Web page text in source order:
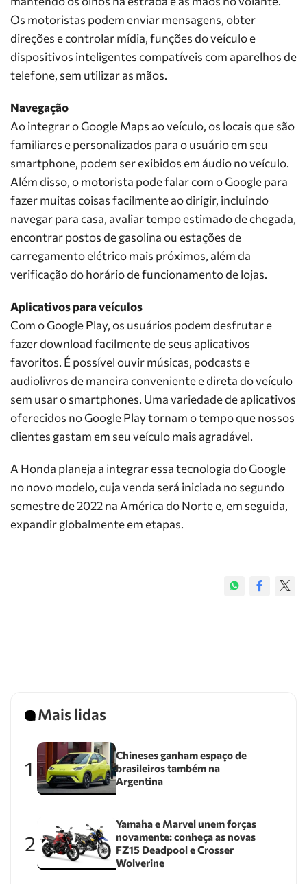
Os motoristas podem enviar mensagens, obter
direções e controlar mídia, funções do veículo e
dispositivos inteligentes compatíveis com aparelhos de
telefone, sem utilizar as mãos.
Navegação
Ao integrar o Google Maps ao veículo, os locais que são
familiares e personalizados para o usuário em seu
smartphone, podem ser exibidos em áudio no veículo.
Além disso, o motorista pode falar com o Google para
fazer muitas coisas facilmente ao dirigir, incluindo
navegar para casa, avaliar tempo estimado de chegada,
encontrar postos de gasolina ou estações de
carregamento elétrico mais próximos, além da
verificação do horário de funcionamento de lojas.
Aplicativos para veículos
Com o Google Play, os usuários podem desfrutar e
fazer download facilmente de seus aplicativos
favoritos. É possível ouvir músicas, podcasts e
audiolivros de maneira conveniente e direta do veículo
sem usar o smartphones. Uma variedade de aplicativos
oferecidos no Google Play tornam o tempo que nossos
clientes gastam em seu veículo mais agradável.
A Honda planeja a integrar essa tecnologia do Google
no novo modelo, cuja venda será iniciada no segundo
semestre de 2022 na América do Norte e, em seguida,
expandir globalmente em etapas.
Mais lidas
1
Chineses ganham espaço de
brasileiros também na
Argentina
2
Yamaha e Marvel unem forças
novamente: conheça as novas
FZ15 Deadpool e Crosser
Wolverine